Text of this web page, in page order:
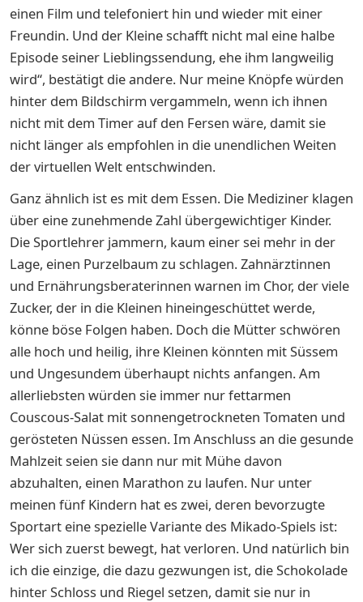
einen Film und telefoniert hin und wieder mit einer
Freundin. Und der Kleine schafft nicht mal eine halbe
Episode seiner Lieblingssendung, ehe ihm langweilig
wird“, bestätigt die andere. Nur meine Knöpfe würden
hinter dem Bildschirm vergammeln, wenn ich ihnen
nicht mit dem Timer auf den Fersen wäre, damit sie
nicht länger als empfohlen in die unendlichen Weiten
der virtuellen Welt entschwinden.
Ganz ähnlich ist es mit dem Essen. Die Mediziner klagen
über eine zunehmende Zahl übergewichtiger Kinder.
Die Sportlehrer jammern, kaum einer sei mehr in der
Lage, einen Purzelbaum zu schlagen. Zahnärztinnen
und Ernährungsberaterinnen warnen im Chor, der viele
Zucker, der in die Kleinen hineingeschüttet werde,
könne böse Folgen haben. Doch die Mütter schwören
alle hoch und heilig, ihre Kleinen könnten mit Süssem
und Ungesundem überhaupt nichts anfangen. Am
allerliebsten würden sie immer nur fettarmen
Couscous-Salat mit sonnengetrockneten Tomaten und
gerösteten Nüssen essen. Im Anschluss an die gesunde
Mahlzeit seien sie dann nur mit Mühe davon
abzuhalten, einen Marathon zu laufen. Nur unter
meinen fünf Kindern hat es zwei, deren bevorzugte
Sportart eine spezielle Variante des Mikado-Spiels ist:
Wer sich zuerst bewegt, hat verloren. Und natürlich bin
ich die einzige, die dazu gezwungen ist, die Schokolade
hinter Schloss und Riegel setzen, damit sie nur in